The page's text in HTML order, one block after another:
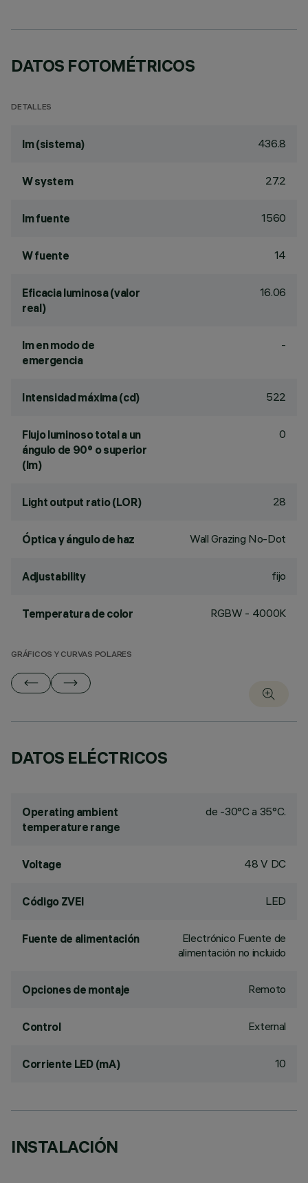
DATOS FOTOMÉTRICOS
DETALLES
lm (sistema) 436.8
W system 27.2
lm fuente 1560
W fuente 14
Eficacia luminosa (valor
real)
16.06
lm en modo de
emergencia
-
Intensidad máxima (cd) 522
Flujo luminoso total a un
ángulo de 90° o superior
(lm)
0
Light output ratio (LOR) 28
Óptica y ángulo de haz Wall Grazing No-Dot
Adjustability fijo
Temperatura de color RGBW - 4000K
GRÁFICOS Y CURVAS POLARES
DATOS ELÉCTRICOS
Operating ambient
temperature range
de -30°C a 35°C.
Voltage 48 V DC
Código ZVEI LED
Fuente de alimentación
Electrónico Fuente de
alimentación no incluido
Opciones de montaje Remoto
Control External
Corriente LED (mA) 10
INSTALACIÓN